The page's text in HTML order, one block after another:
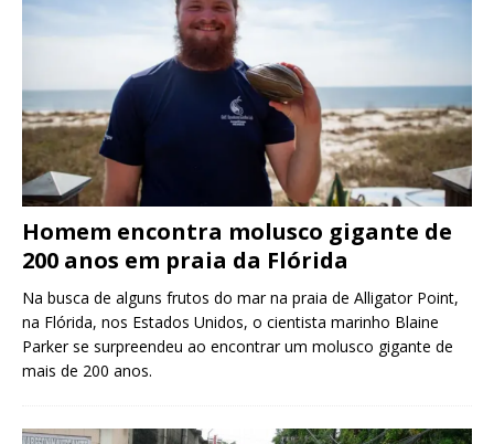
Homem encontra molusco gigante de
200 anos em praia da Flórida
Na busca de alguns frutos do mar na praia de Alligator Point,
na Flórida, nos Estados Unidos, o cientista marinho Blaine
Parker se surpreendeu ao encontrar um molusco gigante de
mais de 200 anos.